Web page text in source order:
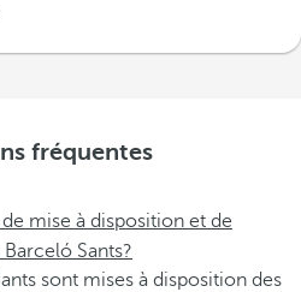
fréquentes
mise à disposition et de
Sants?
sont mises à disposition des